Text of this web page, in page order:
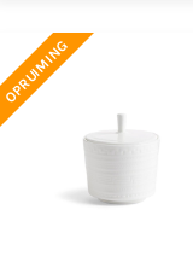
OPRUIMING